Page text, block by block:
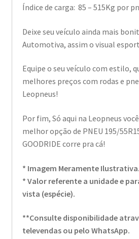
Índice de carga: 85 – 515Kg por
Deixe seu veículo ainda mais
Automotiva, assim o visual
Equipe o seu veículo com estilo,
melhores preços com rodas e
Leopneus!
Por fim, Só aqui na Leopneus
melhor opção de PNEU 195/
GOODRIDE corre pra cá!
* Imagem Meramente Ilustrativa.
* Valor referente a unidade e
vista (espécie).
**Consulte disponibilidade
televendas ou pelo WhatsApp.